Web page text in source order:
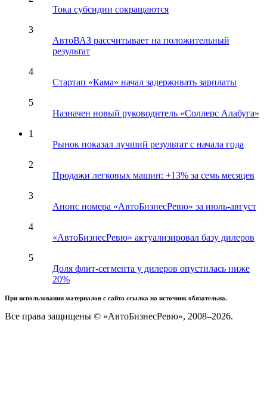
Тока субсидии сокращаются
3
АвтоВАЗ рассчитывает на положительный
результат
4
Стартап «Кама» начал задерживать зарплаты
5
Назначен новый руководитель «Соллерс Алабуга»
1
Рынок показал лучший результат с начала года
2
Продажи легковых машин: +13% за семь месяцев
3
Анонс номера «АвтоБизнесРевю» за июль-август
4
«АвтоБизнесРевю» актуализировал базу дилеров
5
Доля флит-сегмента у дилеров опустилась ниже
20%
При использовании материалов с сайта ссылка на источник обязательна.
Все права защищены © «АвтоБизнесРевю», 2008–2026.